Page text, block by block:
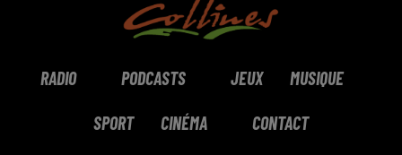
RADIO PODCASTS JEUX MUSIQUE
SPORT CINÉMA CONTACT